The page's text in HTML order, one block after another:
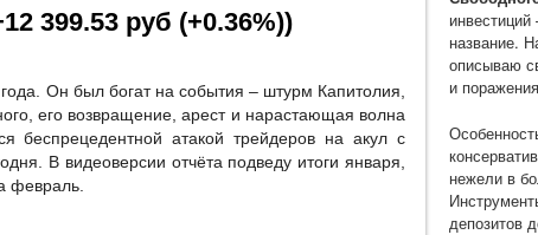
399.53 руб (+0.36%))
Он был богат на события – штурм Капитолия,
его возвращение, арест и нарастающая волна
беспрецедентной атакой трейдеров на акул с
В видеоверсии отчёта подведу итоги января,
февраль.
название.
описываю
и
нежели в
депозитов